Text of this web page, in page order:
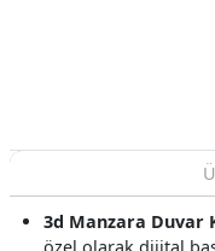
3d Manzara Duvar